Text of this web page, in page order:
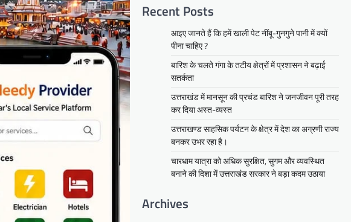
Recent Posts
आइए जानते हैं कि हमें खाली पेट नींबू-गुनगुने पानी में क्यों
पीना चाहिए ?
बारिश के चलते गंगा के तटीय क्षेत्रों में प्रशासन ने बढ़ाई
सतर्कता
उत्तराखंड में मानसून की प्रचंड बारिश ने जनजीवन पूरी तरह
कर दिया अस्त-व्यस्त
उत्तराखण्ड साहसिक पर्यटन के क्षेत्र में देश का अग्रणी राज्य
बनकर उभर रहा है।
चारधाम यात्रा को अधिक सुरक्षित, सुगम और व्यवस्थित
बनाने की दिशा में उत्तराखंड सरकार ने बड़ा कदम उठाया
Archives